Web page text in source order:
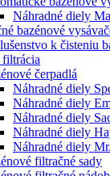
Náhradné diely
bazénové
k čisteniu
filtrácia
čerpadlá
Náhradné diely
Náhradné diely
Náhradné diely
Náhradné diely
Náhradné diely
filtračné sady